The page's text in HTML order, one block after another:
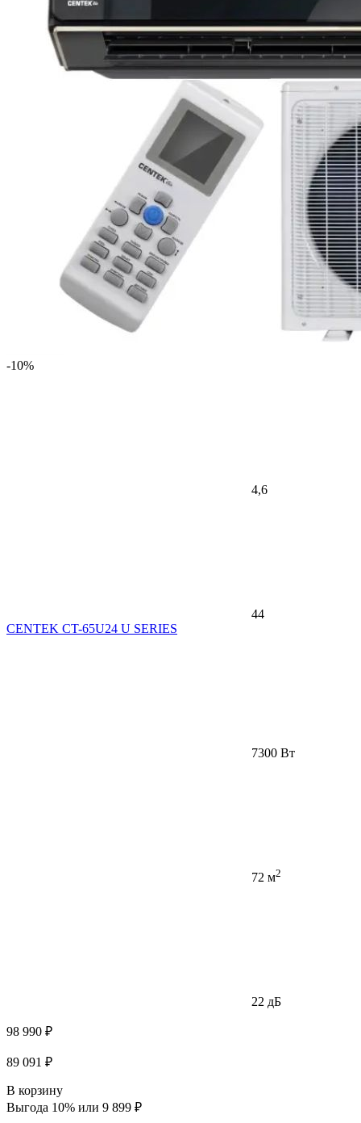
-10%
4,6
44
CENTEK CT-65U24 U SERIES
7300 Вт
72 м2
22 дБ
98 990 ₽
89 091 ₽
В корзину
Выгода 10% или 9 899 ₽